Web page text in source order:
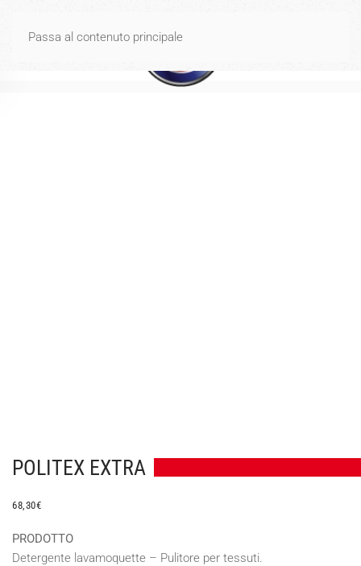
superiore a 40€Ignora
Passa al contenuto principale
POLITEX EXTRA
68,30€
PRODOTTO
Detergente lavamoquette – Pulitore per tessuti.